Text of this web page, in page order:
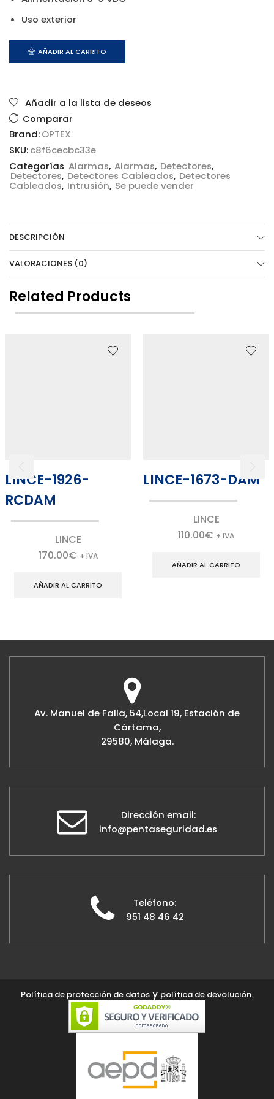
Uso exterior
AÑADIR AL CARRITO
Añadir a la lista de deseos
Comparar
Brand:OPTEX
SKU:c8f6cecbc33e
Categorías Alarmas, Alarmas, Detectores,
Detectores, Detectores Cableados, Detectores
Cableados, Intrusión, Se puede vender
DESCRIPCIÓN
VALORACIONES (0)
Related Products
LINCE-1926-
RCDAM
LINCE
170.00€ + IVA
AÑADIR AL CARRITO
LINCE-1673-DAM
LINCE
110.00€ + IVA
AÑADIR AL CARRITO
Av. Manuel de Falla, 54,Local 19, Estación de
Cártama,
29580, Málaga.
Dirección email:
info@pentaseguridad.es
Teléfono:
951 48 46 42
Política de protección de datos y política de devolución.